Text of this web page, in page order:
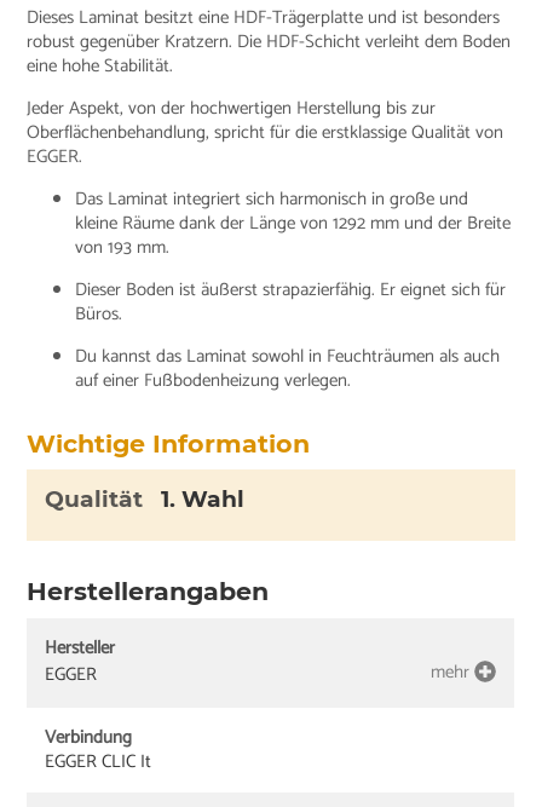
Dieses Laminat besitzt eine HDF-Trägerplatte und ist besonders
robust gegenüber Kratzern. Die HDF-Schicht verleiht dem Boden
eine hohe Stabilität.
Jeder Aspekt, von der hochwertigen Herstellung bis zur
Oberflächenbehandlung, spricht für die erstklassige Qualität von
EGGER.
Das Laminat integriert sich harmonisch in große und
kleine Räume dank der Länge von 1292 mm und der Breite
von 193 mm.
Dieser Boden ist äußerst strapazierfähig. Er eignet sich für
Büros.
Du kannst das Laminat sowohl in Feuchträumen als auch
auf einer Fußbodenheizung verlegen.
Wichtige Information
Qualität 1. Wahl
Herstellerangaben
Hersteller
EGGER
mehr
Verbindung
EGGER CLIC It